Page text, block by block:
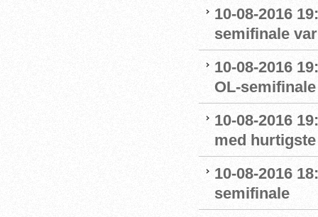
10-08-2016
semifinale
10-08-2016
OL-
10-08-2016
med
10-08-2016
semifinale